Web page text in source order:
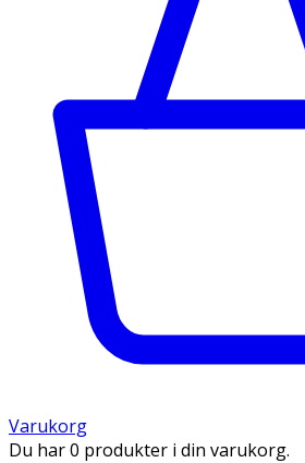
Varukorg
Du har 0 produkter i din varukorg.